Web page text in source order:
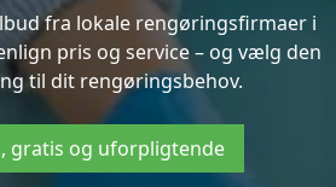
fra lokale rengøringsfirmaer i
pris og service – og vælg den
til dit rengøringsbehov.
gratis og uforpligtende